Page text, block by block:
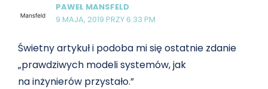
PAWEŁ MANSFELD
9 MAJA, 2019 PRZY 6:33 PM
Świetny artykuł i podoba mi się ostatnie zdanie
„prawdziwych modeli systemów, jak
na inżynierów przystało.”